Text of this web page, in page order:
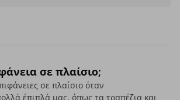
σε πλαίσιο;
σε πλαίσιο όταν
έπιπλά μας, όπως τα τραπέζια και